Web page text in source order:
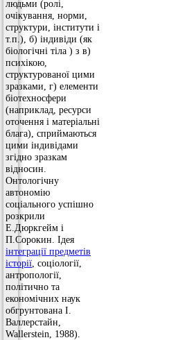
людьми (ролі,
очікування, норми,
структури, інститути і
т.п.), б) індивіди (як
біологічні тіла ) з в)
психікою,
структурованої цими
зразками, г) елементи
біотехносфери
(наприклад, ресурси
оточення і матеріальні
блага), сприймаються
цими індивідами
згідно зразкам
відносин.
Онтологічну
автономію
соціального успішно
розкрили
Е.Дюркгейм і
П.Сорокин. Ідея
інтеграції предметів
історії , соціології,
антропології,
політично та
економічних наук
обгрунтована І.
Валлерстайн,
Wallerstein, 1988).